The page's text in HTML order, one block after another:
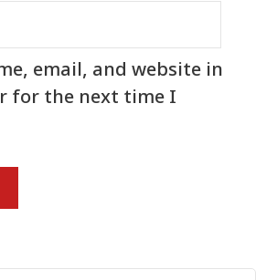
email, and website in
for the next time I